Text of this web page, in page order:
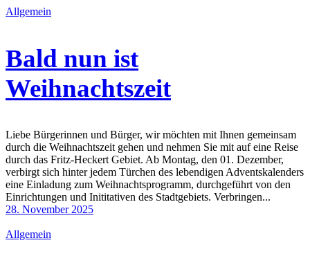
Allgemein
Bald nun ist
Weihnachtszeit
Liebe Bürgerinnen und Bürger, wir möchten mit Ihnen gemeinsam
durch die Weihnachtszeit gehen und nehmen Sie mit auf eine Reise
durch das Fritz-Heckert Gebiet. Ab Montag, den 01. Dezember,
verbirgt sich hinter jedem Türchen des lebendigen Adventskalenders
eine Einladung zum Weihnachtsprogramm, durchgeführt von den
Einrichtungen und Inititativen des Stadtgebiets. Verbringen...
28. November 2025
Allgemein